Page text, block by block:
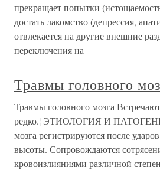
прекращает попытки
достать лакомство (депрессия,
отвлекается на другие внешние
переключения на
Травмы головного
Травмы головного мозга
редко.¦ ЭТИОЛОГИЯ И
мозга регистрируются после
высоты. Сопровождаются
кровоизлияниями различной